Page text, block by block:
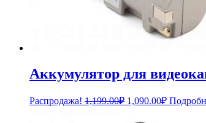
Аккумулятор для
Распродажа! 1,199.00₽ Первоначальная
составляла
1,090.00₽Текущая